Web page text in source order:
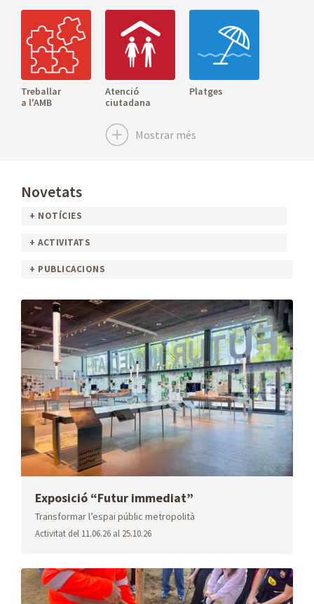
Treballar
a l'AMB
Atenció
ciutadana
Platges
Seu electrònica
Oferta
immobiliària
Parcs
Refugis
climàtics
Agenda
Educació
ambiental
Desenvolupament
Econòmic
genèrica
contractant
Mostrar més
Novetats
+ NOTÍCIES
+ ACTIVITATS
+ PUBLICACIONS
Exposició “Futur immediat”
Transformar l’espai públic metropolità
Activitat del 11.06.26 al 25.10.26